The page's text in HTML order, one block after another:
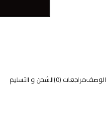
الوصفمراجعات (0) الشحن و التسليم